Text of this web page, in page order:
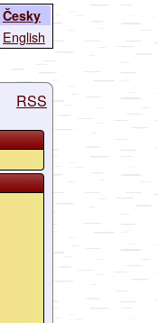
Česky
English
RSS